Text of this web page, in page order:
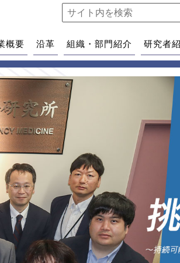
概要 沿革 組織・部門紹介 研究者